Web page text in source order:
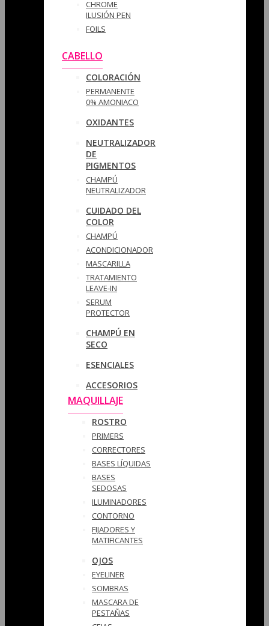
CHROME
ILUSIÓN PEN
FOILS
CABELLO
COLORACIÓN
PERMANENTE
0% AMONIACO
OXIDANTES
NEUTRALIZADOR
DE
PIGMENTOS
CHAMPÚ
NEUTRALIZADOR
CUIDADO DEL
COLOR
CHAMPÚ
ACONDICIONADOR
MASCARILLA
TRATAMIENTO
LEAVE-IN
SERUM
PROTECTOR
CHAMPÚ EN
SECO
ESENCIALES
ACCESORIOS
MAQUILLAJE
ROSTRO
PRIMERS
CORRECTORES
BASES LÍQUIDAS
BASES
SEDOSAS
ILUMINADORES
CONTORNO
FIJADORES Y
MATIFICANTES
OJOS
EYELINER
SOMBRAS
MASCARA DE
PESTAÑAS